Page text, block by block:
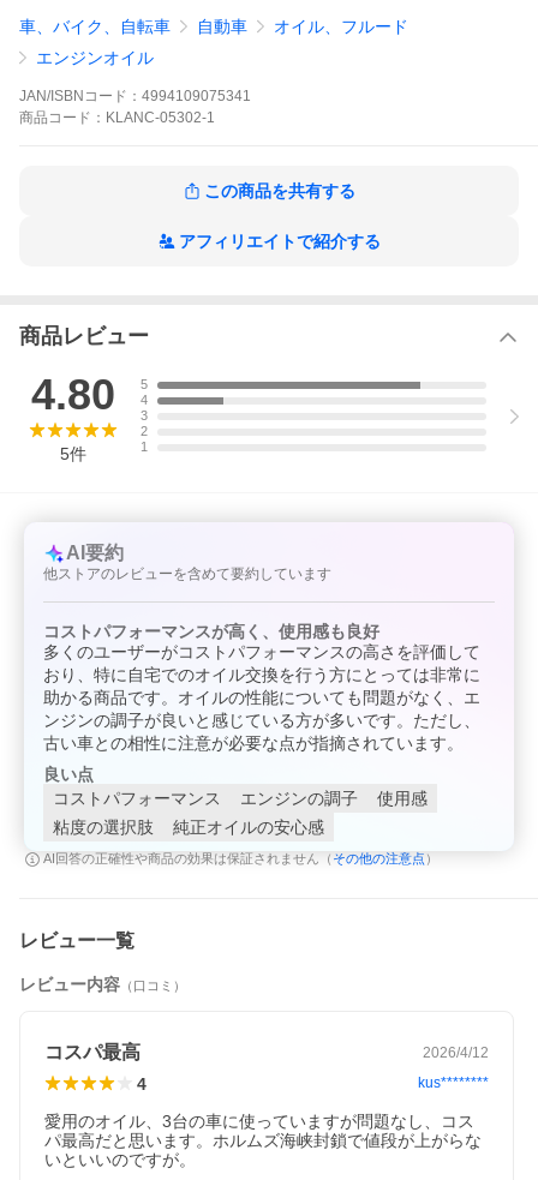
仕様
粘度：5W-30
規格：API SP
ガソリン車専用タイプ
ベースオイル：部分合成油
車、バイク、自転車 自動車
オイル、フルード
エンジンオイル
JAN/ISBNコード： 4994109075341
商品 コード： KLANC-05302-1
この商品を共有する
アフィリエイトで紹介する
商品レビュー
4.80
5件
5
4
3
2
1
AI要約
他ストアのレビューを含めて要約しています
コストパフォーマンスが高く、使用感も良好
多くのユーザーがコストパフォーマンスの高さを評価して
おり、特に自宅でのオイル交換を行う方にとっては非常に
助かる商品です。オイルの性能についても問題がなく、エ
ンジンの調子が良いと感じている方が多いです。ただし、
古い車との相性に注意が必要な点が指摘されています。
良い点
コストパフォーマンス
エンジンの調子
使用感
粘度の選択肢
純正オイルの安心感
AI回答の正確性や商品の効果は保証されません（ その他の注意点 ）
レビュー一覧
レビュー内容 （口コミ）
コスパ最高 2026/4/12
4 kus********
愛用のオイル、3台の車に使っていますが問題なし、コス
パ最高だと思います。ホルムズ海峡封鎖で値段が上がらな
いといいのですが。